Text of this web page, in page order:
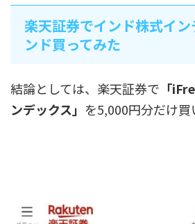
楽天証券でインド株式イン
ンド買ってみた
結論としては、楽天証券で 「
ンデックス」 を5,000円分だけ買